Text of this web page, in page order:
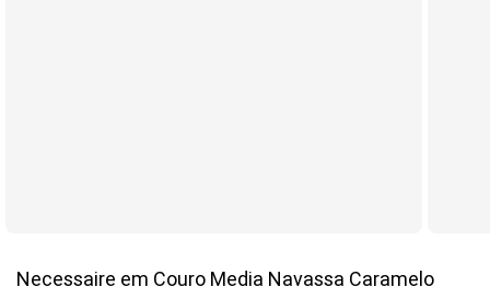
Necessaire em Couro Media Navassa Caramelo